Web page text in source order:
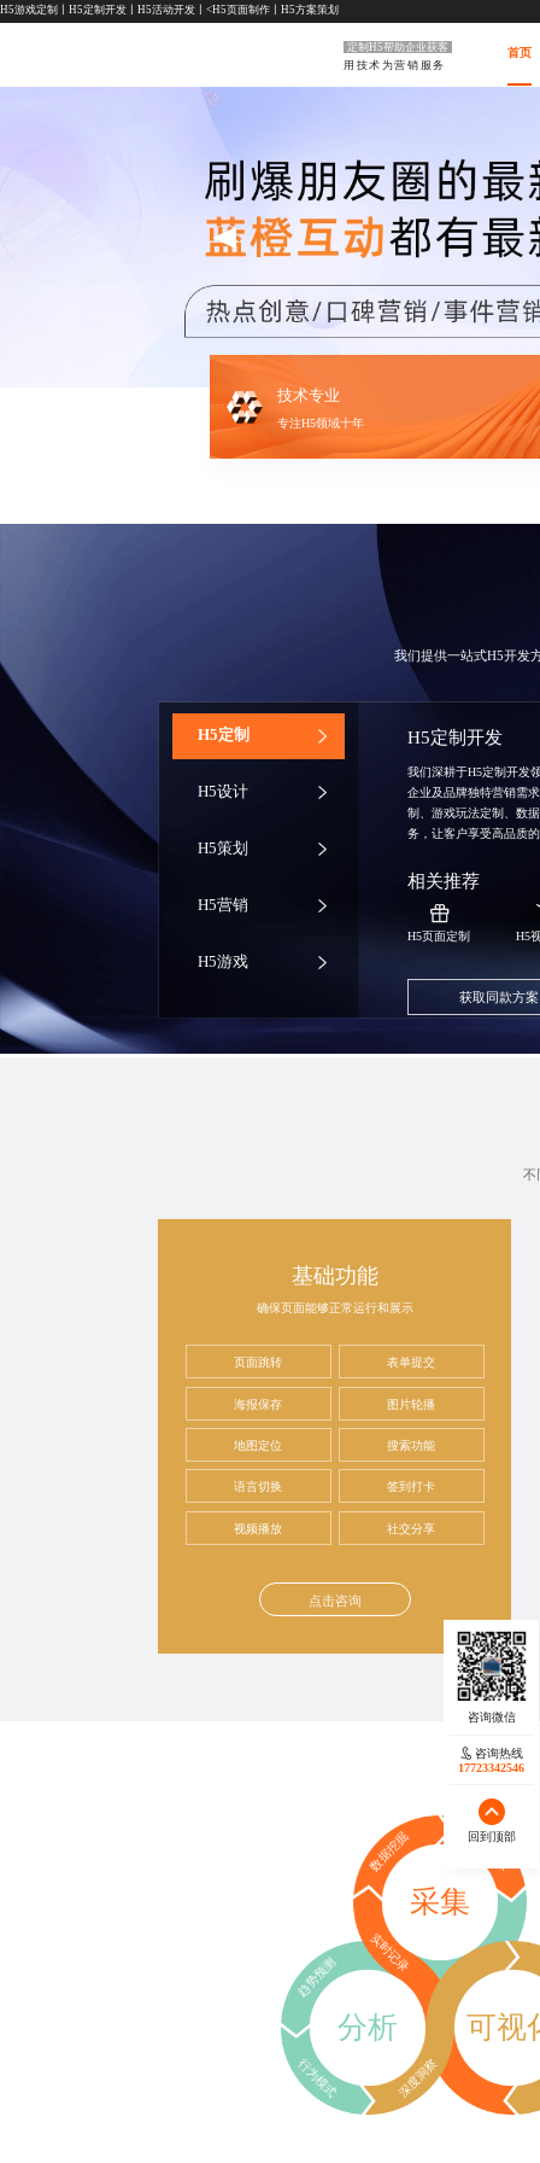
H5游戏定制 H5定制开发 H5活动开发 丨<H5页面制作 H5方案策划
定制H5帮助企业获客
用技术为营销服务
首页
技术专业
专注H5领域十年
我们提供一站式H5开发
‌H5定制
H5设计
H5策划
H5营销
H5游戏
H5定制开发
我们深耕于H5定制开发
企业及品牌独特营销需
制、游戏玩法定制、数
务，让客户享受高品质
相关推荐
H5页面定制 H5
获取同款方案
不
基础功能
确保页面能够正常运行和展示
页面跳转 表单提交
海报保存 图片轮播
地图定位 搜索功能
语言切换 签到打卡
视频播放 社交分享
点击咨询
采集
数据挖掘 行为追踪
实时记录
分析
趋势预测
行为模式 深度洞察
可视
咨询热线
17723342546
回到顶部